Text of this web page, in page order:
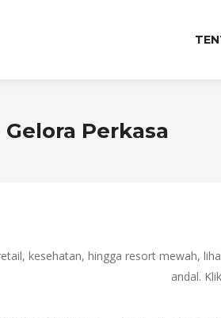
Perkasa
kesehatan, hingga resort mewah,
andal.